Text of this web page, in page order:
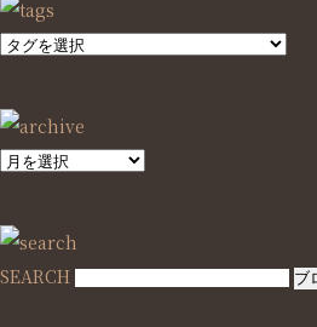
SEARCH